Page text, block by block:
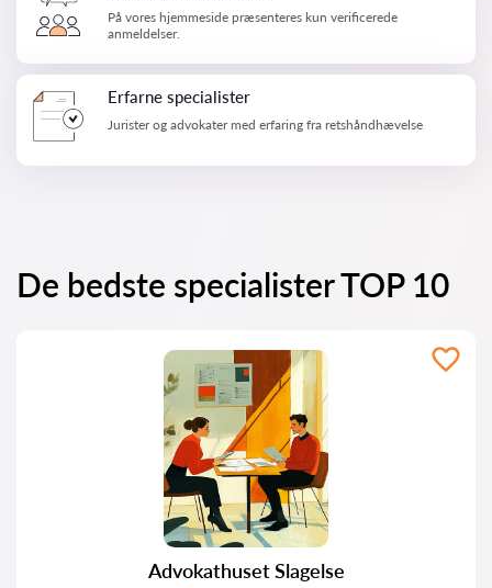
På vores hjemmeside præsenteres kun verificerede
anmeldelser.
Erfarne specialister
Jurister og advokater med erfaring fra retshåndhævelse
De bedste specialister TOP 10
Advokathuset Slagelse